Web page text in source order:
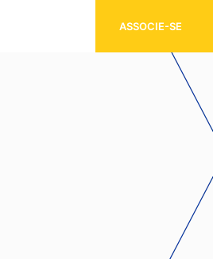
ASSOCIE-SE